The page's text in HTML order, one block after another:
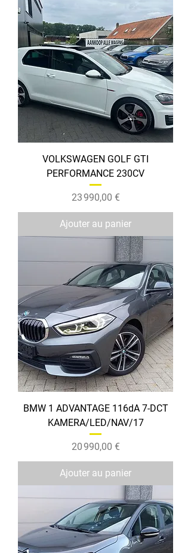
VOLKSWAGEN GOLF GTI
PERFORMANCE 230CV
Prix
23 990,00 €
Ajouter au panier
BMW 1 ADVANTAGE 116dA 7-DCT
KAMERA/LED/NAV/17
Prix
20 990,00 €
Ajouter au panier